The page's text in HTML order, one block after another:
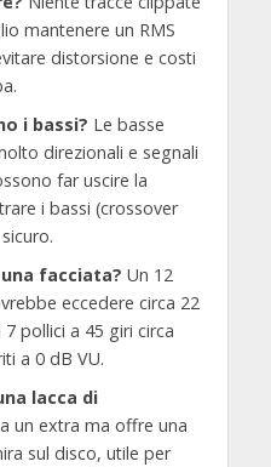
mantenere un RMS
distorsione e costi
i bassi? Le basse
direzionali e segnali
far uscire la
i bassi (crossover
facciata? Un 12
eccedere circa 22
pollici a 45 giri circa
a 0 dB VU.
lacca di
un extra ma offre una
sul disco, utile per